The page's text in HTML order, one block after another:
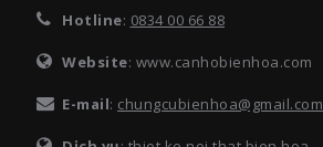
Hotline: 0834 00 66 88
Website: www.canhobienhoa.com
E-mail: chungcubienhoa@gmail.com